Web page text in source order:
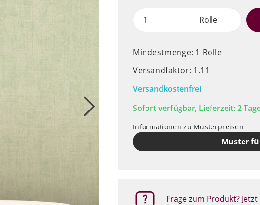
Rolle
Mindestmenge: 1 Rolle
Versandfaktor: 1.11
Versandkostenfrei
Sofort verfügbar, Lieferzeit: 2
Informationen zu Musterpreisen
Muster
Frage zum Produkt?